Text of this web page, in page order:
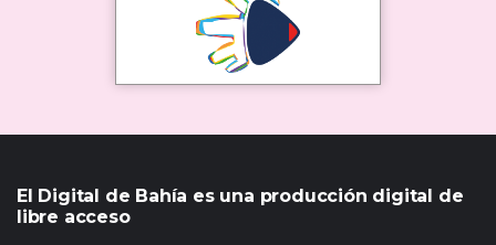
El Digital de Bahía es una producción digital de
libre acceso